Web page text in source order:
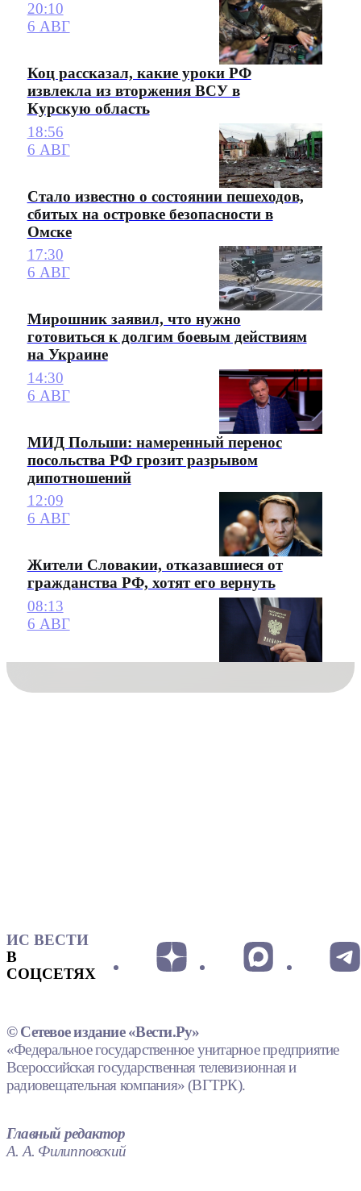
20:10
6 АВГ
Коц рассказал, какие уроки РФ
извлекла из вторжения ВСУ в
Курскую область
18:56
6 АВГ
Стало известно о состоянии пешеходов,
сбитых на островке безопасности в
Омске
17:30
6 АВГ
Мирошник заявил, что нужно
готовиться к долгим боевым действиям
на Украине
14:30
6 АВГ
МИД Польши: намеренный перенос
посольства РФ грозит разрывом
дипотношений
12:09
6 АВГ
Жители Словакии, отказавшиеся от
гражданства РФ, хотят его вернуть
08:13
6 АВГ
ИС ВЕСТИ
В
СОЦСЕТЯХ
© Сетевое издание «Вести.Ру»
«Федеральное государственное унитарное предприятие
Всероссийская государственная телевизионная и
радиовещательная компания» (ВГТРК).
Главный редактор
А. А. Филипповский